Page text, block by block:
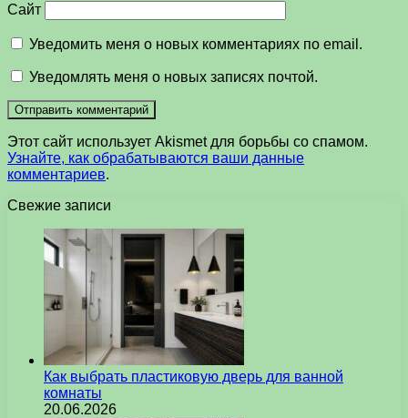
Сайт
Уведомить меня о новых комментариях по email.
Уведомлять меня о новых записях почтой.
Этот сайт использует Akismet для борьбы со спамом.
Узнайте, как обрабатываются ваши данные
комментариев.
Свежие записи
Как выбрать пластиковую дверь для ванной
комнаты
20.06.2026